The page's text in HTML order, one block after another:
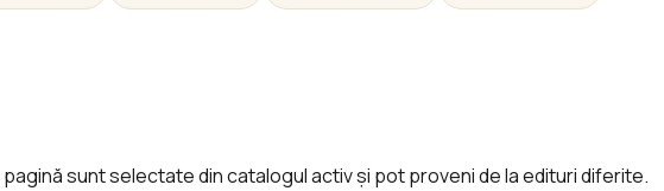
sunt selectate din catalogul activ și pot proveni de la edituri diferite.